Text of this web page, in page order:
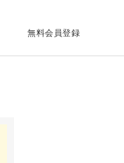
無料会員登録